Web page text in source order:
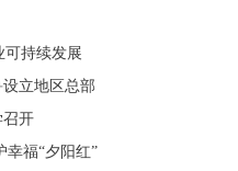
可持续发展
立地区总部
召开
幸福“夕阳红”